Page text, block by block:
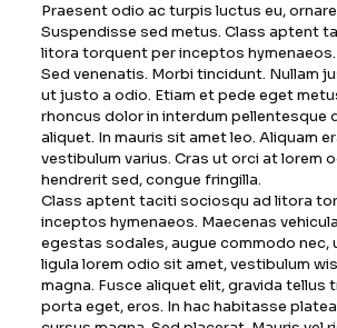
Praesent odio ac turpis luctus eu, ornare
Suspendisse sed metus. Class aptent
litora torquent per inceptos
Sed venenatis. Morbi tincidunt. Nullam
ut justo a odio. Etiam et pede eget
rhoncus dolor in interdum pellentesque
aliquet. In mauris sit amet leo. Aliquam
vestibulum varius. Cras ut orci at lorem
hendrerit sed, congue fringilla.
Class aptent taciti sociosqu ad litora
inceptos hymenaeos. Maecenas
egestas sodales, augue commodo nec,
ligula lorem odio sit amet, vestibulum
magna. Fusce aliquet elit, gravida tellus
porta eget, eros. In hac habitasse